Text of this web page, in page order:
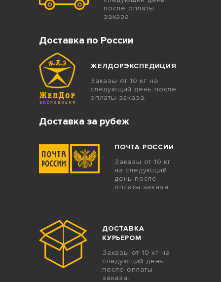
после оплаты
заказа.
Доставка по России
ЖЕЛДОРЭКСПЕДИЦИЯ
Заказы от 10 кг на
следующий день после
оплаты заказа.
Доставка за рубеж
ПОЧТА РОССИИ
Заказы от 10 кг
на следующий
день после
оплаты заказа.
ДОСТАВКА
КУРЬЕРОМ
Заказы от 10 кг на
следующий день
после оплаты
заказа.